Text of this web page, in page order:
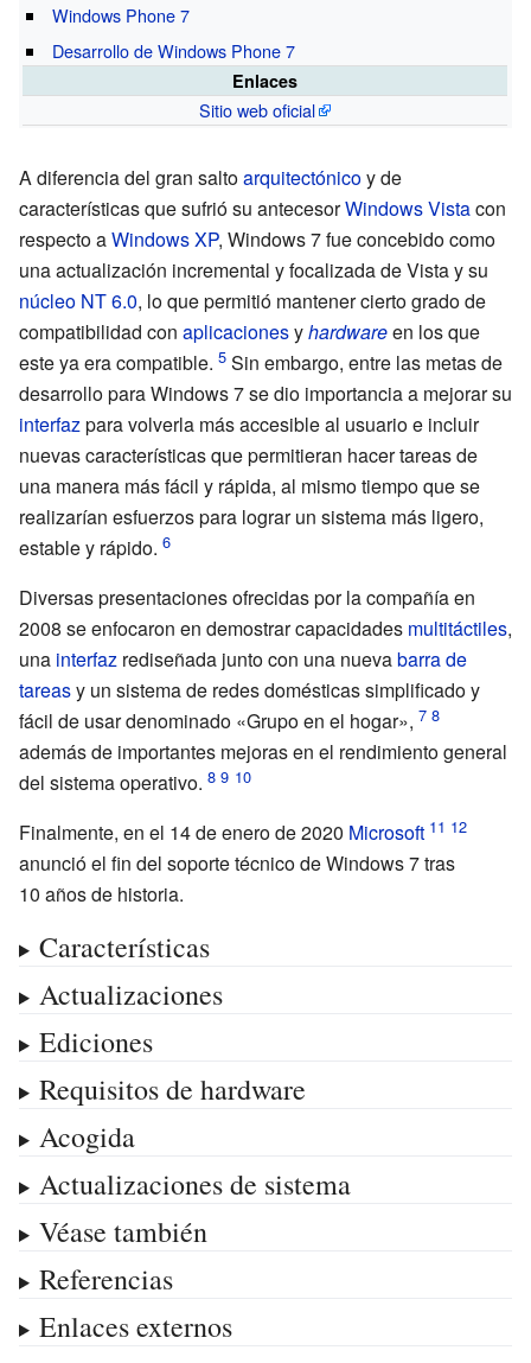
Windows Phone 7
Desarrollo de Windows Phone 7
Enlaces
Sitio web oficial
A diferencia del gran saltoarquitectónicoy de
características que sufrió su antecesorWindows Vistacon
respecto aWindows XP, Windows 7 fue concebido como
una actualización incremental y focalizada de Vista y su
núcleo NT 6.0, lo que permitió mantener cierto grado de
compatibilidad con aplicacionesyhardwareen los que
este ya era compatible.
Sin embargo, entre las metas de
desarrollo para Windows 7 se dio importancia a mejorar su
interfazpara volverla más accesible al usuario e incluir
nuevas características que permitieran hacer tareas de
una manera más fácil y rápida, al mismo tiempo que se
realizarían esfuerzos para lograr un sistema más ligero,
estable y rápido.
Diversas presentaciones ofrecidas por la compañía en
2008 se enfocaron en demostrar capacidades multitáctiles,
una interfaz rediseñada junto con una nuevabarra de
tareasy un sistema de redes domésticas simplificado y
fácil de usar denominado «Grupo en el hogar»,
además de importantes mejoras en el rendimiento general
del sistema operativo.
Finalmente, en el 14 de enero de 2020 Microsoft
anunció el fin del soporte técnico de Windows 7 tras
10 añosde historia.
Características
Actualizaciones
Ediciones
Requisitos de hardware
Acogida
Actualizaciones de sistema
Véase también
Referencias
Enlaces externos